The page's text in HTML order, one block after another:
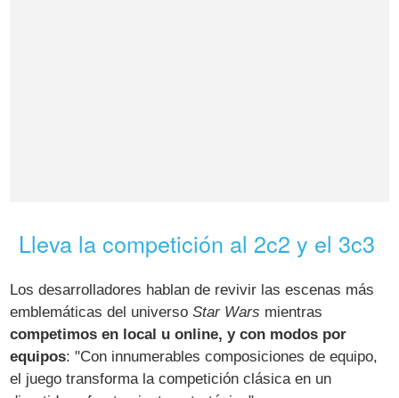
Lleva la competición al 2c2 y el 3c3
Los desarrolladores hablan de revivir las escenas más
emblemáticas del universoStar Wars mientras
competimos en local u online, y con modos por
equipos: "Con innumerables composiciones de equipo,
el juego transforma la competición clásica en un